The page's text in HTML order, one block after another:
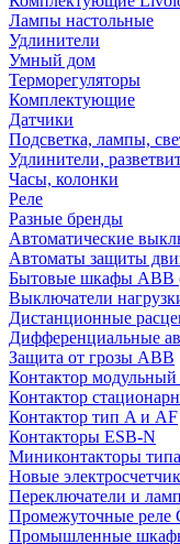
Лампы настольные
Удлинители
Умный дом
Терморегуляторы
Комплектующие
Датчики
Подсветка, лампы,
Удлинители,
Часы, колонки
Реле
Разные бренды
Автоматические
Автоматы защиты
Бытовые шкафы ABB
Выключатели
Дистанционные
Дифференциальные
Защита от грозы ABB
Контактор
Контактор
Контактор тип A и AF
Контакторы ESB-N
Миниконтакторы
Новые
Переключатели и
Промежуточные реле
Промышленные